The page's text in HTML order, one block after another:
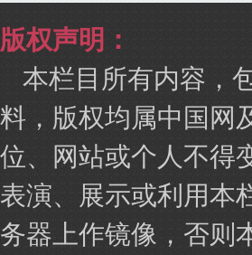
版权声明：
本栏目所有内容，
料，版权均属中国网
位、网站或个人不得
表演、展示或利用本
务器上作镜像，否则